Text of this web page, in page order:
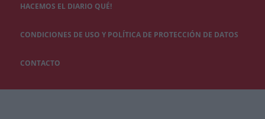
HACEMOS EL DIARIO QUÉ!
CONDICIONES DE USO Y POLÍTICA DE PROTECCIÓN DE DATOS
CONTACTO